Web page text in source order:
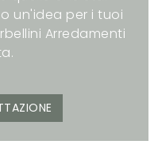
un'idea per i tuoi
Arredamenti